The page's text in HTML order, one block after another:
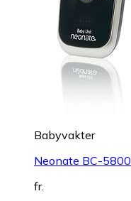
Babyvakter
Neonate BC-
fr.